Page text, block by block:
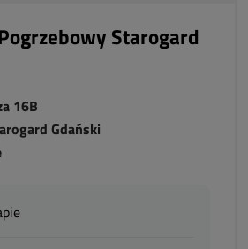
Starogard
16B
Gdański